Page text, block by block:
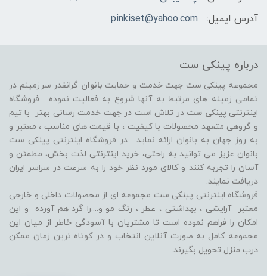
آدرس ایمیل:
pinkiset@yahoo.com
درباره پینکی ست
مجموعه پینکی ست جهت خدمت و حمایت بانوان گرانقدر سرزمینم در
تمامی زمینه های مرتبط به آنها شروع به فعالیت نموده . فروشگاه
اینترنتی پینکی ست در تلاش است در جهت خدمت رسانی بهتر با تیم
و گروهی متعهد محصولات با کیفیت ، با قیمت های مناسب ، معتبر و
به روز جهان به بانوان ارائه نماید . در فروشگاه اینترنتی پینکی ست
بانوان عزیز می توانيد به راحتی، خرید اینترنتی لذت بخش، مطمئن و
آسان را تجربه کنند و کالای مورد نظر خود را به سرعت در سراسر ایران
دریافت نمایند.
فروشگاه اینترنتی پینکی ست مجموعه ای از محصولات داخلی و خارجی
معتبر آرایشی ، بهداشتی ، عطر ، رنگ مو و....را گرد هم آورده و اين
امکان را فراهم نموده است تا مشتريان با آسودگی خاطر از ميان اين
مجموعه کامل به صورت آنلاين انتخاب و در کوتاه ترين زمان ممکن
درب منزل تحویل بگیرند.